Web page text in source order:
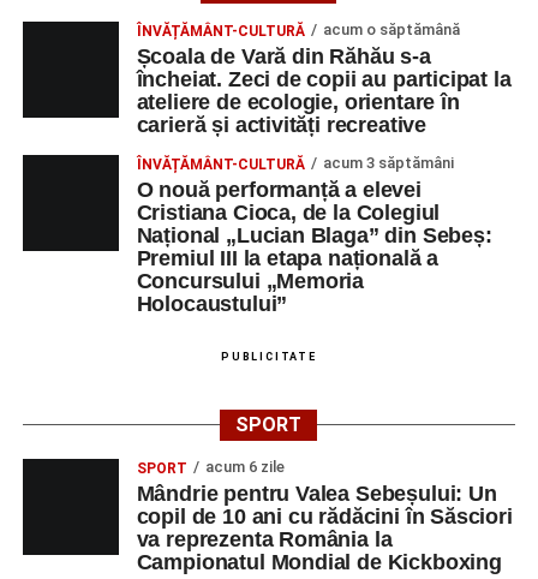
(Race Office) pentru competiția„Cicloaventurier de
Râpa Roșie
Orele 17.00–20.00
– Antrenamente libere pe traseul de
Centrul Cultural „Lucian Blaga”
Sebeș – Sala de spectacole
– Proiecție cinematografică:
Gabi Virginia Șarga și Cătălin Rotaru, producător Gabi
DUMINICĂ, 23 AUGUST 2026
Râpa Roșie
ÎNVĂȚĂMÂNT-CULTURĂ acum o săptămână
Școala de Vară din Răhău s-a
încheiat. Zeci de copii au participat la
ateliere de ecologie, orientare în
carieră și activități recreative
ÎNVĂȚĂMÂNT-CULTURĂ acum 3 săptămâni
O nouă performanță a elevei
Cristiana Cioca, de la Colegiul
Național „Lucian Blaga” din Sebeș:
Premiul III la etapa națională a
Concursului „Memoria
Holocaustului”
PUBLICITATE
SPORT
SPORT acum 6 zile
Mândrie pentru Valea Sebeșului: Un
copil de 10 ani cu rădăcini în Săsciori
va reprezenta România la
Campionatul Mondial de Kickboxing